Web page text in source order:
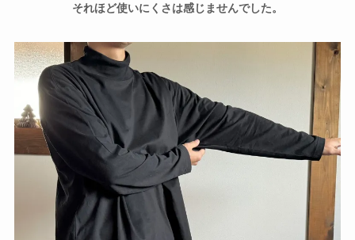
それほど使いにくさは感じませんでした。